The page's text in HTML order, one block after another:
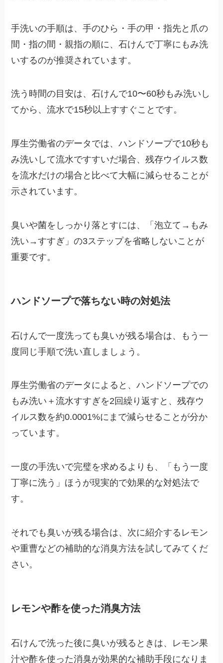
手洗いの手順は、手のひら・手の甲・指先と爪の
間・指の間・親指の順に、石けんで丁寧にもみ洗
いするのが推奨されています。
洗う時間の目安は、石けんで10〜60秒もみ洗いし
てから、流水で15秒以上すすぐことです。
厚生労働省のデータでは、ハンドソープで10秒も
み洗いして流水ですすいだ場合、残存ウイルス数
を流水だけの場合と比べて大幅に減らせることが
示されています。
臭いや菌をしっかり落とすには、「泡立て→もみ
洗い→すすぎ」の3ステップを省略しないことが
重要です。
ハンドソープで落ちない時の対処法
石けんで一度洗っても臭いが残る場合は、もう一
度同じ手順で洗い直しましょう。
厚生労働省のデータによると、ハンドソープでの
もみ洗い＋流水すすぎを2回繰り返すと、残存ウ
イルス数を約0.0001%にまで減らせることが分か
っています。
一度の手洗いで完璧を求めるよりも、「もう一度
丁寧に洗う」ほうが現実的で効果的な対処法で
す。
それでも臭いが残る場合は、次に紹介するレモン
や重曹などの補助的な消臭方法を試してみてくだ
さい。
レモンや酢を使った消臭方法
石けんで洗った後に臭いが残るときは、レモン果
汁や酢を使った消臭が効果的な補助手段になりま